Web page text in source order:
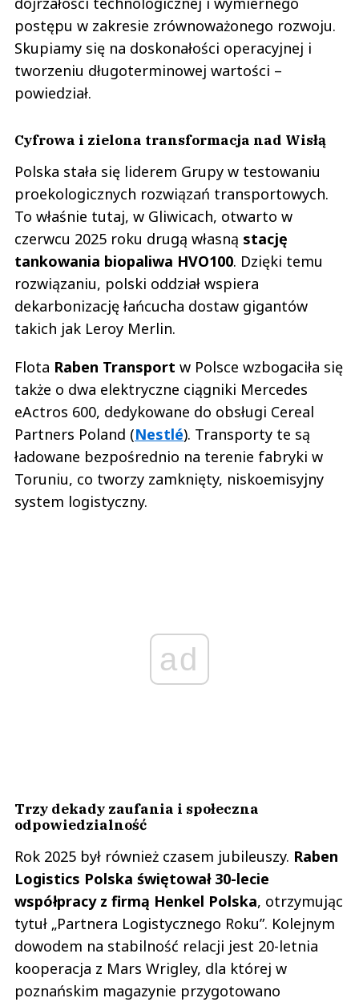
postępu w zakresie zrównoważonego rozwoju.
Skupiamy się na doskonałości operacyjnej i
tworzeniu długoterminowej wartości –
powiedział.
Cyfrowa i zielona transformacja nad Wisłą
Polska stała się liderem Grupy w testowaniu
proekologicznych rozwiązań transportowych.
To właśnie tutaj, w Gliwicach, otwarto w
czerwcu 2025 roku drugą własną stację
tankowania biopaliwa HVO100. Dzięki temu
rozwiązaniu, polski oddział wspiera
dekarbonizację łańcucha dostaw gigantów
takich jak Leroy Merlin.
Flota Raben Transport w Polsce wzbogaciła się
także o dwa elektryczne ciągniki Mercedes
eActros 600, dedykowane do obsługi Cereal
Partners Poland (Nestlé). Transporty te są
ładowane bezpośrednio na terenie fabryki w
Toruniu, co tworzy zamknięty, niskoemisyjny
system logistyczny.
ad
Trzy dekady zaufania i społeczna
odpowiedzialność
Rok 2025 był również czasem jubileuszy. Raben
Logistics Polska świętował 30-lecie
współpracy z firmą Henkel Polska, otrzymując
tytuł „Partnera Logistycznego Roku”. Kolejnym
dowodem na stabilność relacji jest 20-letnia
kooperacja z Mars Wrigley, dla której w
poznańskim magazynie przygotowano